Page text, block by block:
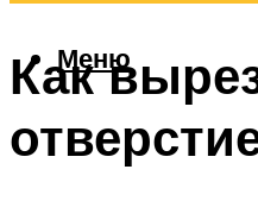
Меню
Как